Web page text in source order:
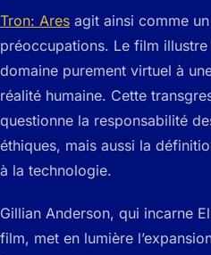
Tron: Ares agit ainsi comme
préoccupations. Le film illustre
domaine purement virtuel à
réalité humaine. Cette
questionne la responsabilité
éthiques, mais aussi la
à la technologie.
Gillian Anderson, qui incarne
film, met en lumière